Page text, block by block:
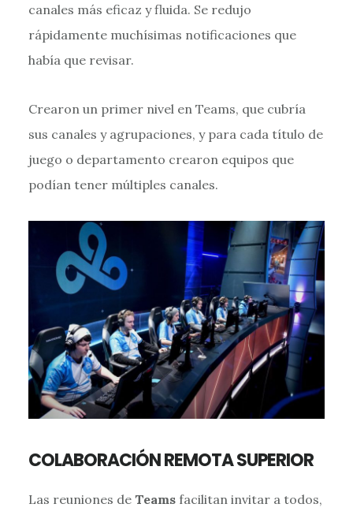
canales más eficaz y fluida. Se redujo
rápidamente muchísimas notificaciones que
había que revisar.
Crearon un primer nivel en Teams, que cubría
sus canales y agrupaciones, y para cada título de
juego o departamento crearon equipos que
podían tener múltiples canales.
COLABORACIÓN REMOTA SUPERIOR
Las reuniones de Teamsfacilitan invitar a todos,